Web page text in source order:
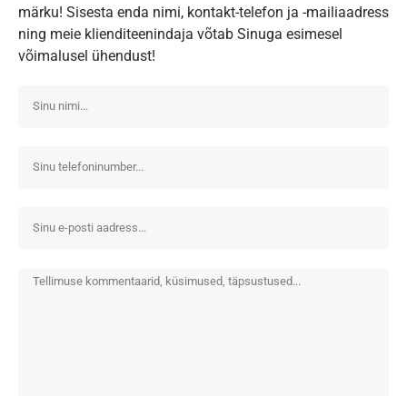
märku! Sisesta enda nimi, kontakt-telefon ja -mailiaadress
ning meie klienditeenindaja võtab Sinuga esimesel
võimalusel ühendust!